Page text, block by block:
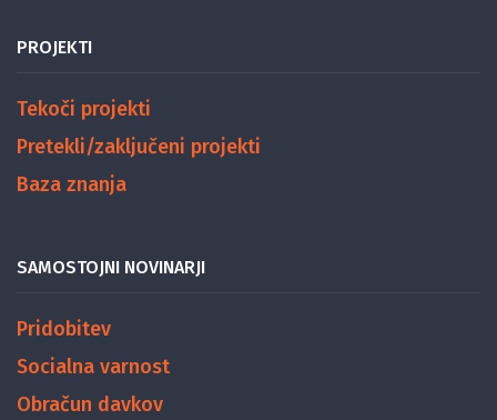
PROJEKTI
Tekoči projekti
Pretekli/zaključeni projekti
Baza znanja
SAMOSTOJNI NOVINARJI
Pridobitev
Socialna varnost
Obračun davkov